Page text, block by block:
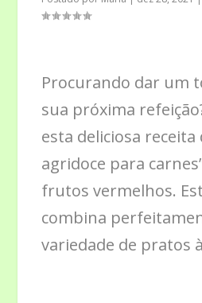
Procurando dar um
sua próxima
esta deliciosa receita
agridoce para
frutos vermelhos.
combina
variedade de pratos